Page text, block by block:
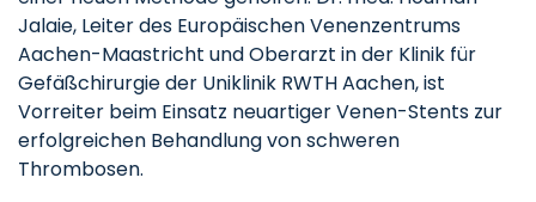
Jalaie, Leiter des Europäischen Venenzentrums
Aachen-Maastricht und Oberarzt in der Klinik für
Gefäßchirurgie der Uniklinik RWTH Aachen, ist
Vorreiter beim Einsatz neuartiger Venen-Stents zur
erfolgreichen Behandlung von schweren
Thrombosen.